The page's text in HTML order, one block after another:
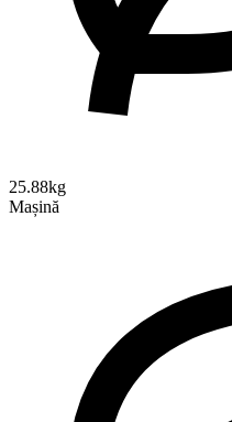
25.88kg
Mașină